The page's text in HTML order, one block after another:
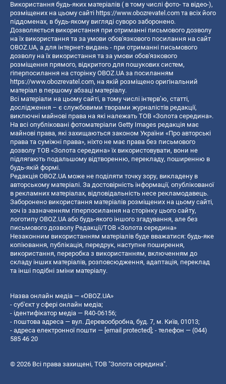
Використання будь-яких матеріалів ( в тому числі фото- та відео-),
розміщених на цьому сайті https://www.obozrevatel.com та всіх його
піддоменах, в будь-якому вигляді суворо заборонено.
Дозволяється використання при отриманні письмового дозволу
на їх використання та за умови обов'язкового посилання на сайт
OBOZ.UA, а для інтернет-видань - при отриманні письмового
дозволу на їх використання та за умови обов'язкового
розміщення прямого, відкритого для пошукових систем,
гіперпосилання на сторінку OBOZ.UA за посиланням
https://www.obozrevatel.com, на якій розміщено оригінальний
матеріал в першому абзаці матеріалу.
Всі матеріали на цьому сайті, в тому числі інтерв’ю, статті,
дослідження – є службовими творами журналістів редакції,
виключні майнові права на які належать ТОВ «Золота середина».
На всі опубліковані фотоматеріали Getty Images редакція має
майнові права, які захищаються законом України «Про авторські
права та суміжні права», ніхто не має права без письмового
дозволу ТОВ «Золота середина» їх використовувати, вони не
підлягають подальшому відтворенню, перекладу, поширенню в
будь-якій формі.
Редакція OBOZ.UA може не поділяти точку зору, викладену в
авторському матеріалі. За достовірність інформації, опублікованої
в рекламних матеріалах, відповідальність несе рекламодавець.
Заборонено використання матеріалів розміщених на цьому сайті,
хоч із зазначенням гіперпосилання на сторінку цього сайту,
логотипу OBOZ.UA або будь-якого іншого згадування, але без
письмового дозволу Редакції/ТОВ «Золота середина»
Незаконним використанням матеріалів буде вважатися: будь-яке
копiювання, публiкацiя, передрук, наступне поширення,
використання, переробка з використанням, включенням до
складу інших матеріалів, розповсюдження, адаптація, переклад
та інші подібні зміни матеріалу.
Назва онлайн медіа — «OBOZ.UA»
- суб'єкт у сфері онлайн медіа;
- ідентифікатор медіа — R40-06156;
- поштова адреса — вул. Деревообробна, буд. 7, м. Київ, 01013;
- адреса електронної пошти — [email protected] ; - телефон — (044)
585 46 20
© 2026 Всі права захищені, ТОВ "Золота середина".